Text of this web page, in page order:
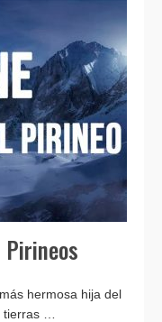
hermosa hija del
…